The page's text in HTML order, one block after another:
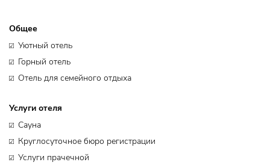
Общее
Уютный отель
Горный отель
Отель для семейного отдыха
Услуги отеля
Сауна
Круглосуточное бюро регистрации
Услуги прачечной